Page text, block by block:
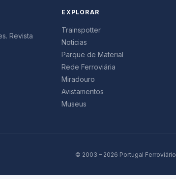
Revista
EXPLORAR
Trainspotter
Noticias
Parque de Material
Rede Ferroviária
Miradouro
Avistamentos
Museus
© 2003 – 2026 Portugal Ferroviário